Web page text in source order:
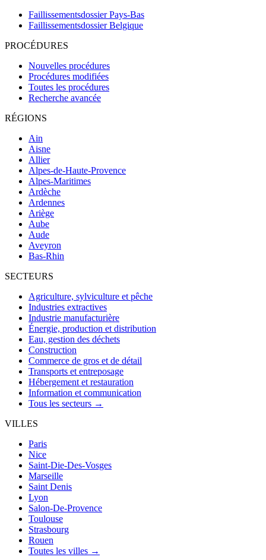
Faillissementsdossier Pays-Bas
Faillissementsdossier Belgique
PROCÉDURES
Nouvelles procédures
Procédures modifiées
Toutes les procédures
Recherche avancée
RÉGIONS
Ain
Aisne
Allier
Alpes-de-Haute-Provence
Alpes-Maritimes
Ardèche
Ardennes
Ariège
Aube
Aude
Aveyron
Bas-Rhin
SECTEURS
Agriculture, sylviculture et pêche
Industries extractives
Industrie manufacturière
Énergie, production et distribution
Eau, gestion des déchets
Construction
Commerce de gros et de détail
Transports et entreposage
Hébergement et restauration
Information et communication
Tous les secteurs →
VILLES
Paris
Nice
Saint-Die-Des-Vosges
Marseille
Saint Denis
Lyon
Salon-De-Provence
Toulouse
Strasbourg
Rouen
Toutes les villes →